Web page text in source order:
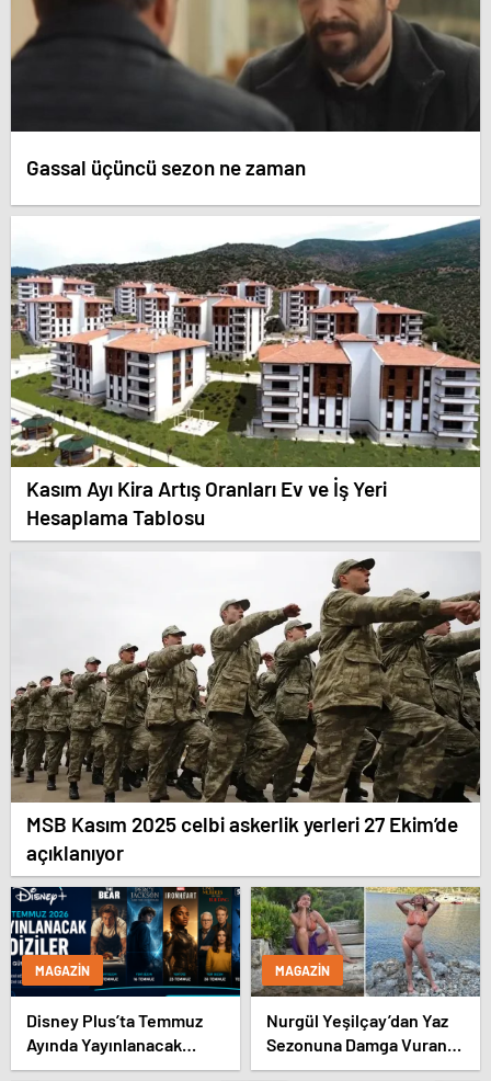
Gassal üçüncü sezon ne zaman
Kasım Ayı Kira Artış Oranları Ev ve İş Yeri
Hesaplama Tablosu
MSB Kasım 2025 celbi askerlik yerleri 27 Ekim’de
açıklanıyor
MAGAZIN
Disney Plus’ta Temmuz
Ayında Yayınlanacak
Diziler | 2026 Güncel Yayın
MAGAZIN
Nurgül Yeşilçay’dan Yaz
Sezonuna Damga Vuran
Paylaşım